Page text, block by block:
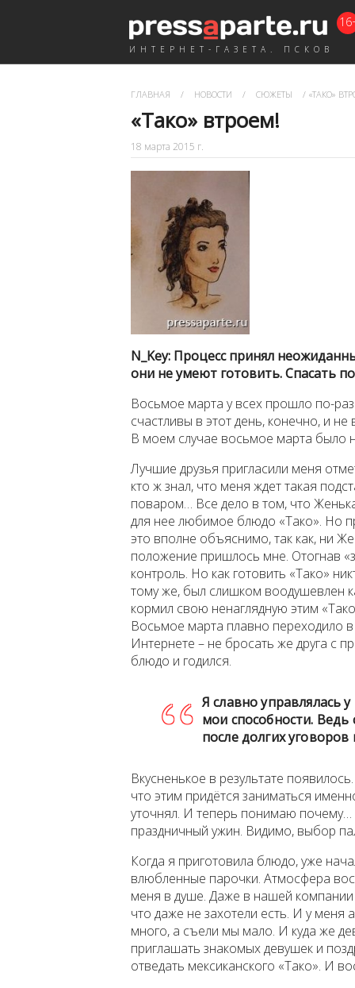
ИНТЕРНЕТ-ГАЗЕТА. ПСКОВ
ГЛАВНАЯ / НОВОСТИ / СЮЖЕТЫ / «ТАКО»
«Тако» втроем!
18 марта 2015 г.
N Key: Процесс принял
они не умеют готовить. Спасать
Восьмое марта у всех прошло по-
счастливы в этот день, конечно, и
В моем случае восьмое марта было
Лучшие друзья пригласили меня
кто ж знал, что меня ждет такая
поваром… Все дело в том, что
для нее любимое блюдо «Тако». Но
это вполне объяснимо, так как, ни
положение пришлось мне. Отогнав
контроль. Но как готовить «Тако»
тому же, был слишком воодушевлен
кормил свою ненаглядную этим
Восьмое марта плавно переходило
Интернете – не бросать же друга с
блюдо и годился.
Я славно управлялась
мои способности. Ведь
после долгих
Вкусненькое в результате
что этим придётся заниматься
уточнял. И теперь понимаю
праздничный ужин. Видимо, выбор
Когда я приготовила блюдо, уже
влюбленные парочки. Атмосфера
меня в душе. Даже в нашей
что даже не захотели есть. И у
много, а съели мы мало. И куда же
приглашать знакомых девушек и
отведать мексиканского «Тако». И